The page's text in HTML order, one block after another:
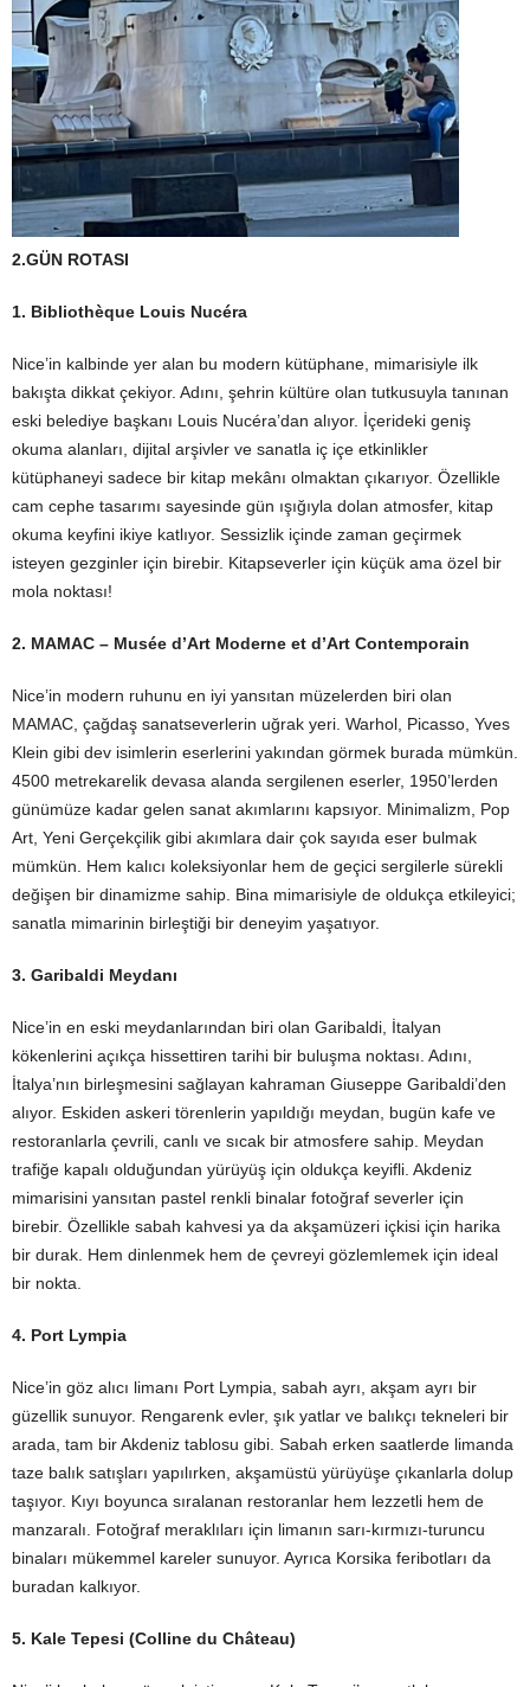
2.GÜN ROTASI
1. Bibliothèque Louis Nucéra
Nice’in kalbinde yer alan bu modern kütüphane, mimarisiyle ilk
bakışta dikkat çekiyor. Adını, şehrin kültüre olan tutkusuyla tanınan
eski belediye başkanı Louis Nucéra’dan alıyor. İçerideki geniş
okuma alanları, dijital arşivler ve sanatla iç içe etkinlikler
kütüphaneyi sadece bir kitap mekânı olmaktan çıkarıyor. Özellikle
cam cephe tasarımı sayesinde gün ışığıyla dolan atmosfer, kitap
okuma keyfini ikiye katlıyor. Sessizlik içinde zaman geçirmek
isteyen gezginler için birebir. Kitapseverler için küçük ama özel bir
mola noktası!
2. MAMAC – Musée d’Art Moderne et d’Art Contemporain
Nice’in modern ruhunu en iyi yansıtan müzelerden biri olan
MAMAC, çağdaş sanatseverlerin uğrak yeri. Warhol, Picasso, Yves
Klein gibi dev isimlerin eserlerini yakından görmek burada mümkün.
4500 metrekarelik devasa alanda sergilenen eserler, 1950’lerden
günümüze kadar gelen sanat akımlarını kapsıyor. Minimalizm, Pop
Art, Yeni Gerçekçilik gibi akımlara dair çok sayıda eser bulmak
mümkün. Hem kalıcı koleksiyonlar hem de geçici sergilerle sürekli
değişen bir dinamizme sahip. Bina mimarisiyle de oldukça etkileyici;
sanatla mimarinin birleştiği bir deneyim yaşatıyor.
3. Garibaldi Meydanı
Nice’in en eski meydanlarından biri olan Garibaldi, İtalyan
kökenlerini açıkça hissettiren tarihi bir buluşma noktası. Adını,
İtalya’nın birleşmesini sağlayan kahraman Giuseppe Garibaldi’den
alıyor. Eskiden askeri törenlerin yapıldığı meydan, bugün kafe ve
restoranlarla çevrili, canlı ve sıcak bir atmosfere sahip. Meydan
trafiğe kapalı olduğundan yürüyüş için oldukça keyifli. Akdeniz
mimarisini yansıtan pastel renkli binalar fotoğraf severler için
birebir. Özellikle sabah kahvesi ya da akşamüzeri içkisi için harika
bir durak. Hem dinlenmek hem de çevreyi gözlemlemek için ideal
bir nokta.
4. Port Lympia
Nice’in göz alıcı limanı Port Lympia, sabah ayrı, akşam ayrı bir
güzellik sunuyor. Rengarenk evler, şık yatlar ve balıkçı tekneleri bir
arada, tam bir Akdeniz tablosu gibi. Sabah erken saatlerde limanda
taze balık satışları yapılırken, akşamüstü yürüyüşe çıkanlarla dolup
taşıyor. Kıyı boyunca sıralanan restoranlar hem lezzetli hem de
manzaralı. Fotoğraf meraklıları için limanın sarı-kırmızı-turuncu
binaları mükemmel kareler sunuyor. Ayrıca Korsika feribotları da
buradan kalkıyor.
5. Kale Tepesi (Colline du Château)